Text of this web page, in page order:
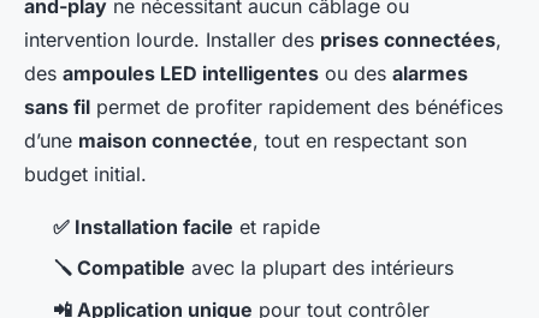
and-play ne nécessitant aucun câblage ou
intervention lourde. Installer des prises connectées,
des ampoules LED intelligentes ou des alarmes
sans fil permet de profiter rapidement des bénéfices
d’une maison connectée, tout en respectant son
budget initial.
✅ Installation facile et rapide
🪛 Compatible avec la plupart des intérieurs
📲 Application unique pour tout contrôler